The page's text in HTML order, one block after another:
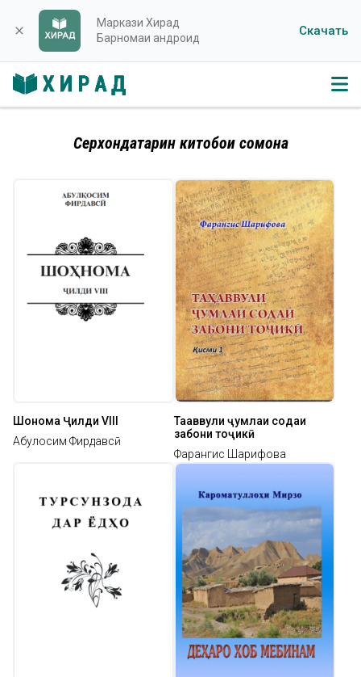
close
Маркази Хирад
Барномаи андроид
Скачать
Серхондатарин китобҳои сомона
Шоҳнома Ҷилди VIII
Абулқосим Фирдавсӣ
Таҳаввули ҷумлаи содаи
забони тоҷикӣ
Фарангис Шарифова